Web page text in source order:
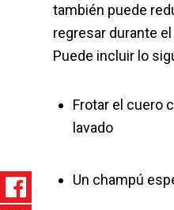
también puede
regresar durante
Puede incluir lo
Frotar el cuero
lavado
Un champú